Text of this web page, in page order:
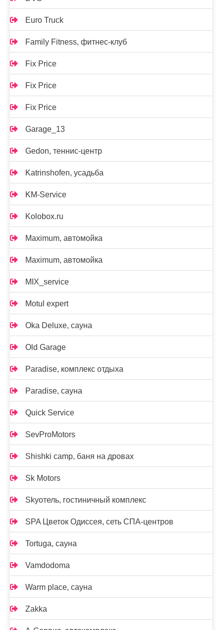
Euro Truck
Family Fitness, фитнес-клуб
Fix Price
Fix Price
Fix Price
Garage_13
Gedon, теннис-центр
Katrinshofen, усадьба
KM-Service
Kolobox.ru
Maximum, автомойка
Maximum, автомойка
MIX_service
Motul expert
Oka Deluxe, сауна
Old Garage
Paradise, комплекс отдыха
Paradise, сауна
Quick Service
SevProMotors
Shishki camp, баня на дровах
Sk Motors
Skyотель, гостиничный комплекс
SPA Цветок Одиссея, сеть СПА-центров
Tortuga, сауна
Vamdodoma
Warm place, сауна
Zakka